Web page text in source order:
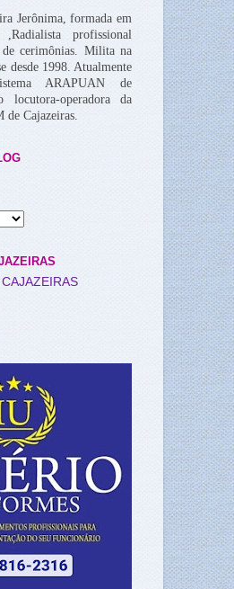
Jerônima, formada em
profissional
cerimônias. Milita na
desde 1998. Atualmente
ARAPUAN de
locutora-operadora da
Cajazeiras.